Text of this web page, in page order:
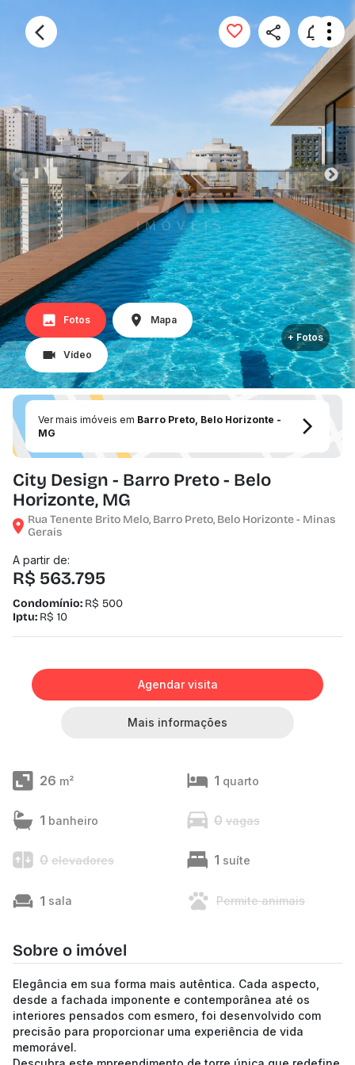
Fotos Mapa
Vídeo
+ Fotos
Ver mais imóveis em Barro Preto, Belo Horizonte -
MG
City Design - Barro Preto - Belo
Horizonte, MG
Rua Tenente Brito Melo, Barro Preto, Belo Horizonte - Minas
Gerais
A partir de:
R$ 563.795
Condomínio: R$ 500
Iptu: R$ 10
Agendar visita
Mais informações
26 m² 1 quarto
1 banheiro 0 vagas
0 elevadores 1 suíte
1 sala Permite animais
Sobre o imóvel
Elegância em sua forma mais autêntica. Cada aspecto,
desde a fachada imponente e contemporânea até os
interiores pensados com esmero, foi desenvolvido com
precisão para proporcionar uma experiência de vida
memorável.